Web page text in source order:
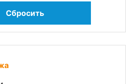
Сбросить